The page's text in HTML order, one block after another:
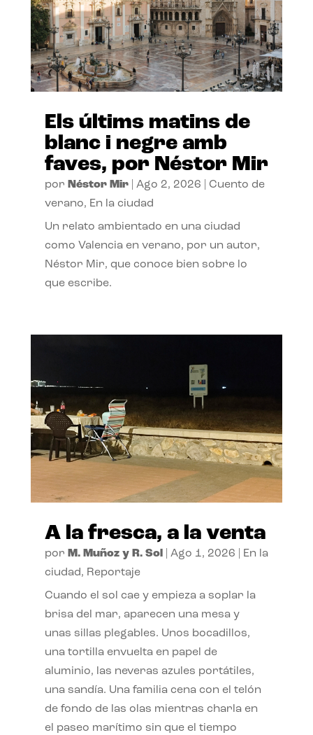
Els últims matins de
blanc i negre amb
faves, por Néstor Mir
por Néstor Mir| Ago 2, 2026
Cuento de
verano, En la ciudad
Un relato ambientado en una ciudad
como Valencia en verano, por un autor,
Néstor Mir, que conoce bien sobre lo
que escribe.
A la fresca, a la venta
por M. Muñoz y R. Sol| Ago 1, 2026
En la
ciudad, Reportaje
Cuando el sol cae y empieza a soplar la
brisa del mar, aparecen una mesa y
unas sillas plegables. Unos bocadillos,
una tortilla envuelta en papel de
aluminio, las neveras azules portátiles,
una sandía. Una familia cena con el telón
de fondo de las olas mientras charla en
el paseo marítimo sin que el tiempo